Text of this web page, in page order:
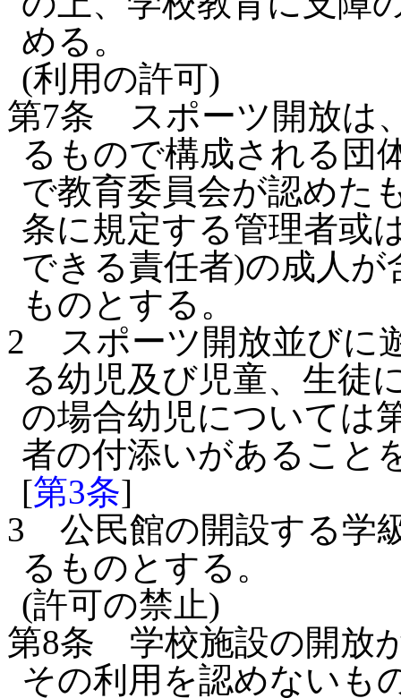
める。
(利用の許可)
第7条
スポーツ開放は
るもので構成される団
で教育委員会が認めた
条に規定する管理者或
できる責任者)の成人
ものとする。
2
スポーツ開放並びに
る幼児及び児童、生徒
の場合幼児については
者の付添いがあること
[第3条]
3 公民館の開設する学
るものとする。
(許可の禁止)
第8条 学校施設の開放
その利用を認めないも